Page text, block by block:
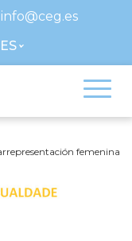
info@ceg.es
ES
femenina